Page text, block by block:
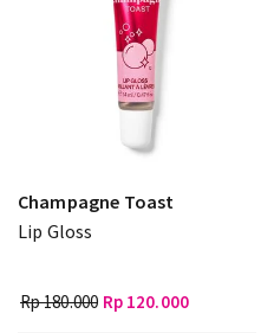
Champagne Toast
Lip Gloss
Rp 180.000 Rp 120.000